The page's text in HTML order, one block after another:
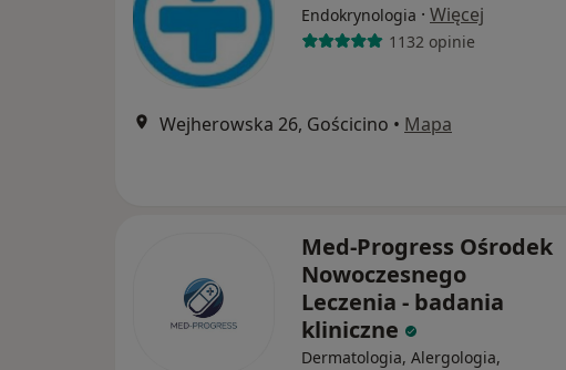
Endokrynologia · Więcej
1132 opinie
Wejherowska 26, Gościcino • Mapa
Med-Progress Ośrodek
Nowoczesnego
Leczenia - badania
kliniczne
Dermatologia, Alergologia,